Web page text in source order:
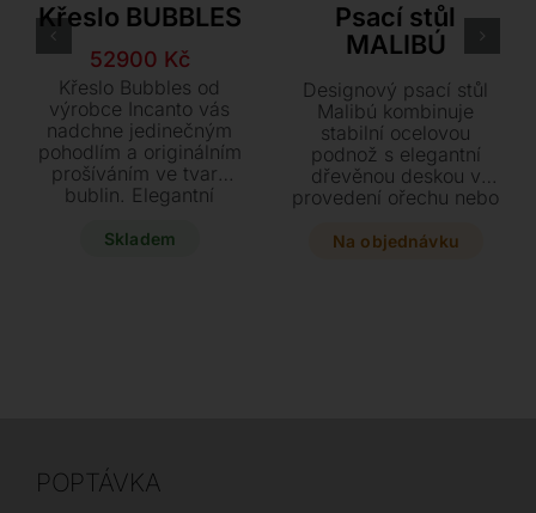
Křeslo BUBBLES
Původní
cena
byla:
61900 Kč.
52900 Kč
Aktuální
cena
je:
52900 Kč.
Křeslo Bubbles od
výrobce Incanto vás
nadchne jedinečným
pohodlím a originálním
prošíváním ve tvaru
bublin. Elegantní
modrém či oranžovém
Skladem
Psací stůl
MALIBÚ
Designový psací stůl
Malibú kombinuje
stabilní ocelovou
podnož s elegantní
dřevěnou deskou v
provedení ořechu nebo
kousek o rozměrech
Na objednávku
POPTÁVKA